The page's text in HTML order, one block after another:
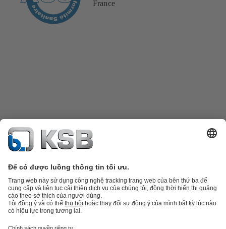
France
Danh mục sản phẩmPhụ tùng thay thế